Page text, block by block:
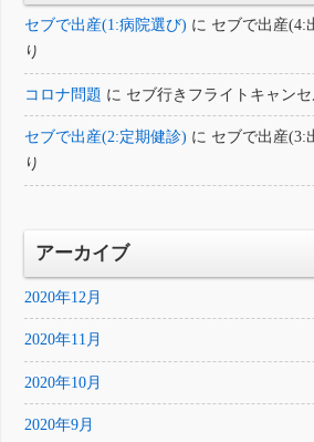
セブで出産(1:病院選び) に セブで出産(4:
り
コロナ問題 に セブ行きフライトキャン
セブで出産(2:定期健診) に セブで出産(3:
り
アーカイブ
2020年12月
2020年11月
2020年10月
2020年9月